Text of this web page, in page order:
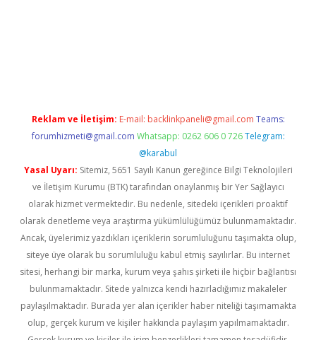
Reklam ve İletişim: E-mail: backlinkpaneli@gmail.com Teams:
forumhizmeti@gmail.com Whatsapp: 0262 606 0 726 Telegram:
@karabul
Yasal Uyarı: Sitemiz, 5651 Sayılı Kanun gereğince Bilgi Teknolojileri
ve İletişim Kurumu (BTK) tarafından onaylanmış bir Yer Sağlayıcı
olarak hizmet vermektedir. Bu nedenle, sitedeki içerikleri proaktif
olarak denetleme veya araştırma yükümlülüğümüz bulunmamaktadır.
Ancak, üyelerimiz yazdıkları içeriklerin sorumluluğunu taşımakta olup,
siteye üye olarak bu sorumluluğu kabul etmiş sayılırlar. Bu internet
sitesi, herhangi bir marka, kurum veya şahıs şirketi ile hiçbir bağlantısı
bulunmamaktadır. Sitede yalnızca kendi hazırladığımız makaleler
paylaşılmaktadır. Burada yer alan içerikler haber niteliği taşımamakta
olup, gerçek kurum ve kişiler hakkında paylaşım yapılmamaktadır.